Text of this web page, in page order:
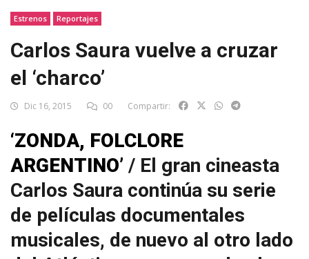
Estrenos Reportajes
Carlos Saura vuelve a cruzar
el ‘charco’
Dic 16, 2015 00 Compartir:
‘ZONDA, FOLCLORE
ARGENTINO’ / El gran cineasta
Carlos Saura continúa su serie
de películas documentales
musicales, de nuevo al otro lado